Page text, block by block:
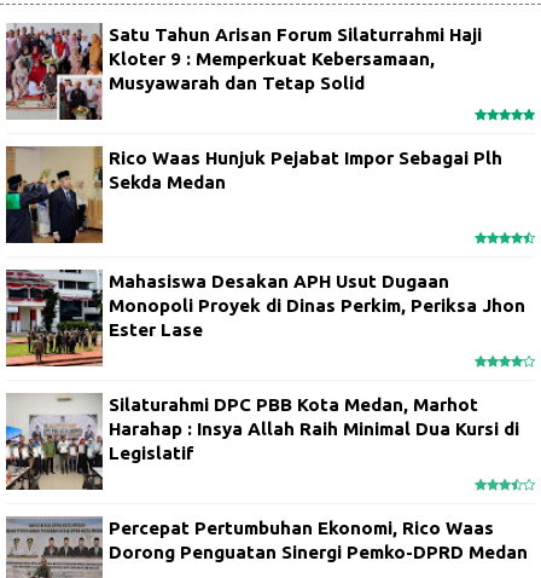
Satu Tahun Arisan Forum Silaturrahmi Haji
Kloter 9 : Memperkuat Kebersamaan,
Musyawarah dan Tetap Solid
Rico Waas Hunjuk Pejabat Impor Sebagai Plh
Sekda Medan
Mahasiswa Desakan APH Usut Dugaan
Monopoli Proyek di Dinas Perkim, Periksa Jhon
Ester Lase
Silaturahmi DPC PBB Kota Medan, Marhot
Harahap : Insya Allah Raih Minimal Dua Kursi di
Legislatif
Percepat Pertumbuhan Ekonomi, Rico Waas
Dorong Penguatan Sinergi Pemko-DPRD Medan